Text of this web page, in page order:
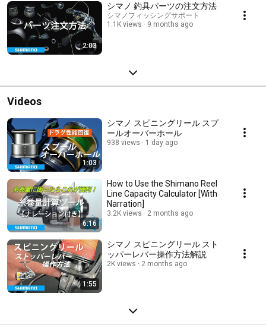
2:03
シマノ 釣具パーツの注文方法
シマノフィッシングサポート
1.1K views
9 months ago
Videos
1:03
シマノ スピニングリール スプ
ールオーバーホール
938 views 1 day ago
6:16
How to Use the Shimano Reel
Line Capacity Calculator [With
Narration]
3.2K views 2 months ago
1:55
シマノ スピニングリール スト
ッパーレバー操作方法解説
2K views 2 months ago